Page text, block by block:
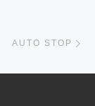
AUTO STOP